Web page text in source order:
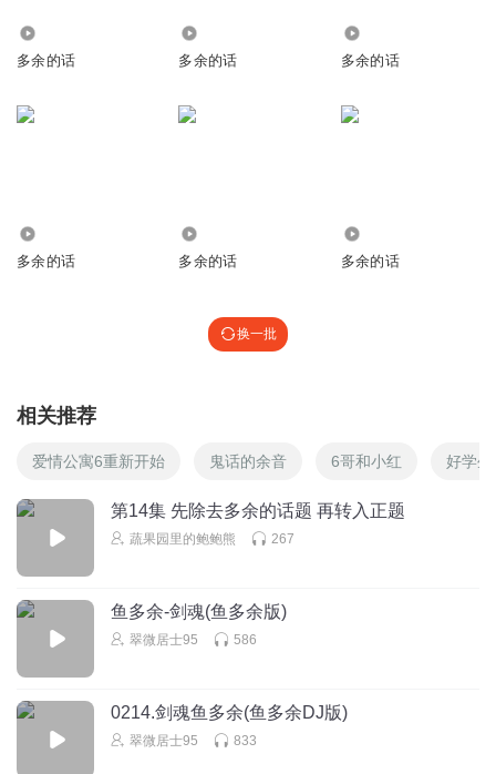
多余的话 多余的话 多余的话
多余的话 多余的话 多余的话
换一批
相关推荐
爱情公寓6重新开始 鬼话的余音 6哥和小红 好学生
第14集 先除去多余的话题 再转入正题
蔬果园里的鲍鲍熊 267
鱼多余-剑魂(鱼多余版)
翠微居士95 586
0214.剑魂鱼多余(鱼多余DJ版)
翠微居士95 833